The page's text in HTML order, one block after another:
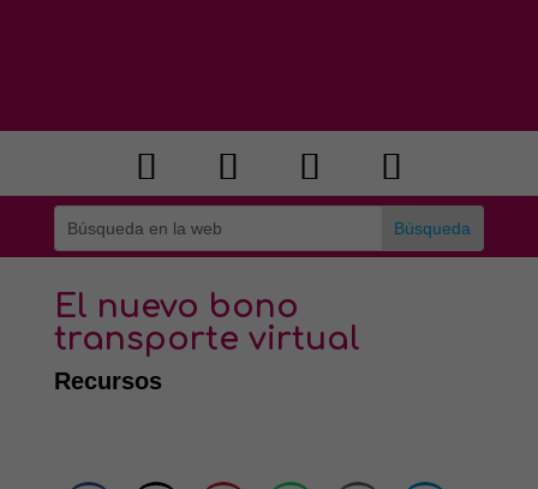
El nuevo bono
transporte virtual
Recursos